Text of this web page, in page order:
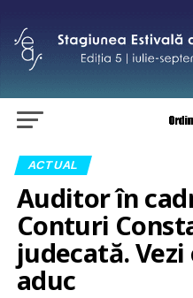
ACTUAL
Auditor în
Conturi
judecată.
aduc